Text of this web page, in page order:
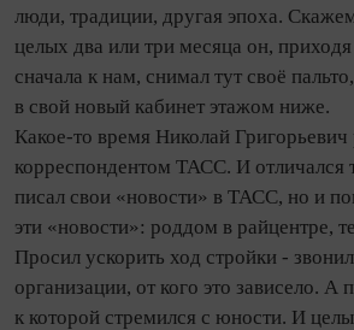
люди, традиции, другая эпоха.
целых два или три месяца он,
сначала к нам, снимал тут своё
в свой новый кабинет этажом ниже.
Какое-то время Николай Григорьевич
корреспондентом ТАСС. И отличался
писал свои «новости» в ТАСС, но и
эти «новости»: роддом в райцентре,
Просил ускорить ход стройки -
организации, от кого это зависело. А
к которой стремился с юности. И